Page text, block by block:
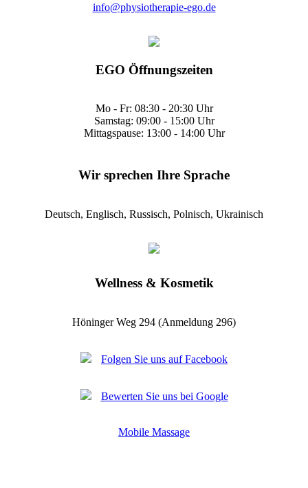
info@physiotherapie-ego.de
EGO Öffnungszeiten
Mo - Fr: 08:30 - 20:30 Uhr
Samstag: 09:00 - 15:00 Uhr
Mittagspause: 13:00 - 14:00 Uhr
Wir sprechen Ihre Sprache
Deutsch, Englisch, Russisch, Polnisch, Ukrainisch
Wellness & Kosmetik
Höninger Weg 294 (Anmeldung 296)
Folgen Sie uns auf Facebook
Bewerten Sie uns bei Google
Mobile Massage